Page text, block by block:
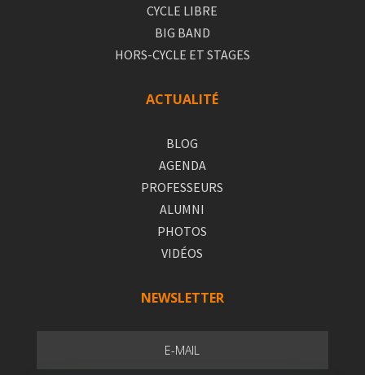
CYCLE LIBRE
BIG BAND
HORS-CYCLE ET STAGES
ACTUALITÉ
BLOG
AGENDA
PROFESSEURS
ALUMNI
PHOTOS
VIDÉOS
NEWSLETTER